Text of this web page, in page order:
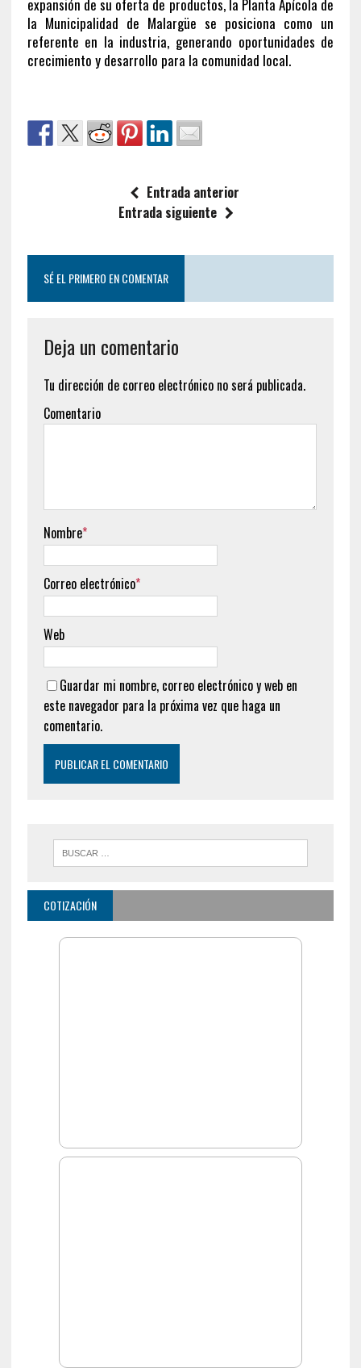
expansión de su oferta de productos, la Planta Apícola de
la Municipalidad de Malargüe se posiciona como un
referente en la industria, generando oportunidades de
crecimiento y desarrollo para la comunidad local.
Entrada anterior
Entrada siguiente
SÉ EL PRIMERO EN COMENTAR
Deja un comentario
Tu dirección de correo electrónico no será publicada.
Comentario
Nombre*
Correo electrónico*
Web
Guardar mi nombre, correo electrónico y web en
este navegador para la próxima vez que haga un
comentario.
COTIZACIÓN